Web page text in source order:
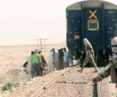
ஜாஃபர்
மீண்டும்
பெட்டிகள்
எழுதியவர் Venkatalakshmi V